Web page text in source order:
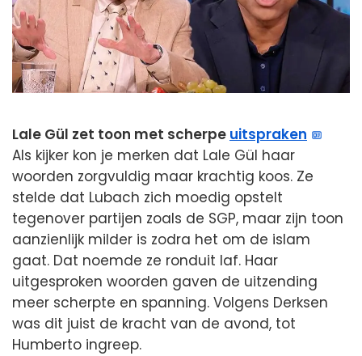
Lale Gül zet toon met scherpe uitspraken
Als kijker kon je merken dat Lale Gül haar
woorden zorgvuldig maar krachtig koos. Ze
stelde dat Lubach zich moedig opstelt
tegenover partijen zoals de SGP, maar zijn toon
aanzienlijk milder is zodra het om de islam
gaat. Dat noemde ze ronduit laf. Haar
uitgesproken woorden gaven de uitzending
meer scherpte en spanning. Volgens Derksen
was dit juist de kracht van de avond, tot
Humberto ingreep.